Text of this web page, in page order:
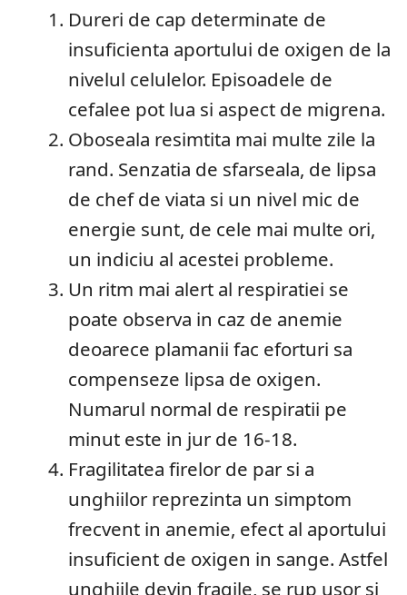
Dureri de cap determinate de
insuficienta aportului de oxigen de la
nivelul celulelor. Episoadele de
cefalee pot lua si aspect de migrena.
Oboseala resimtita mai multe zile la
rand. Senzatia de sfarseala, de lipsa
de chef de viata si un nivel mic de
energie sunt, de cele mai multe ori,
un indiciu al acestei probleme.
Un ritm mai alert al respiratiei se
poate observa in caz de anemie
deoarece plamanii fac eforturi sa
compenseze lipsa de oxigen.
Numarul normal de respiratii pe
minut este in jur de 16-18.
Fragilitatea firelor de par si a
unghiilor reprezinta un simptom
frecvent in anemie, efect al aportului
insuficient de oxigen in sange. Astfel
unghiile devin fragile, se rup usor si